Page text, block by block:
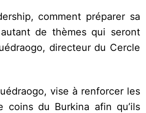
comment préparer sa
de thèmes qui seront
directeur du Cercle
vise à renforcer les
coins du Burkina afin qu’ils